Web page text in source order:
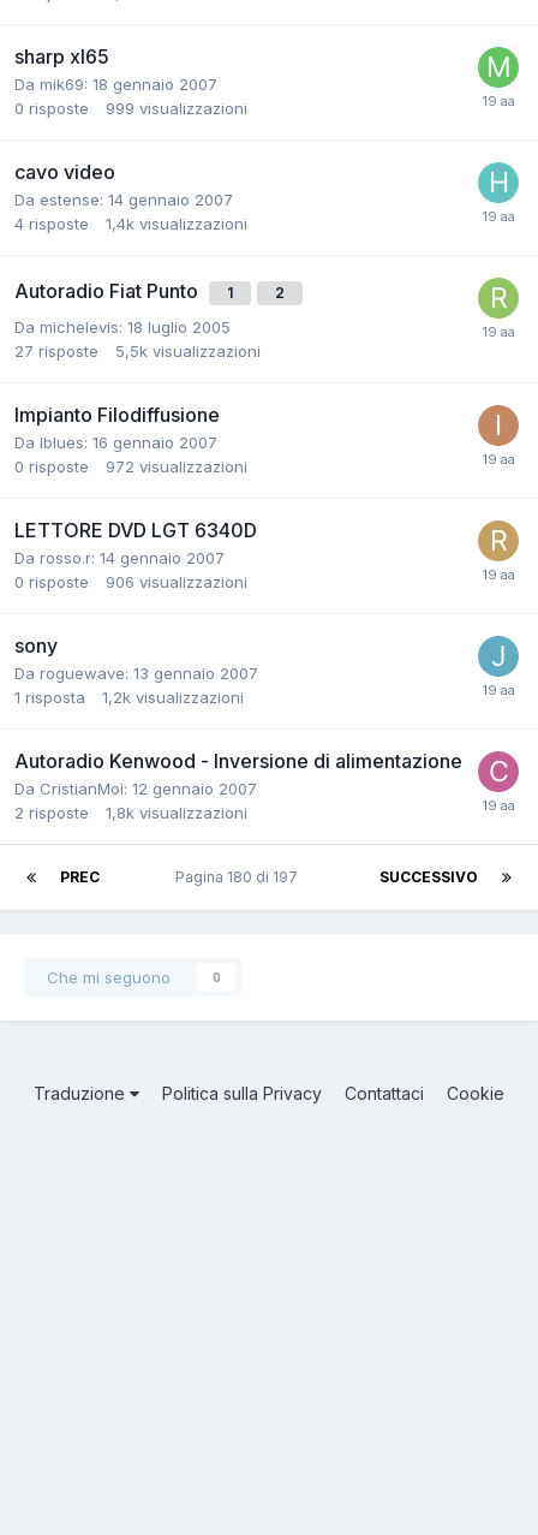
sharp xl65
Da mik69: 18 gennaio 2007
0 risposte 999 visualizzazioni
cavo video
Da estense: 14 gennaio 2007
4 risposte 1,4k visualizzazioni
Autoradio Fiat Punto 1 2
Da michelevis: 18 luglio 2005
27 risposte 5,5k visualizzazioni
Impianto Filodiffusione
Da Iblues: 16 gennaio 2007
0 risposte 972 visualizzazioni
LETTORE DVD LGT 6340D
Da rosso.r: 14 gennaio 2007
0 risposte 906 visualizzazioni
sony
Da roguewave: 13 gennaio 2007
1 risposta 1,2k visualizzazioni
Autoradio Kenwood - Inversione di alimentazione
Da CristianMoi: 12 gennaio 2007
2 risposte 1,8k visualizzazioni
PREC SUCCESSIVO
Pagina 180 di 197
Che mi seguono 0
Traduzione Politica sulla Privacy Contattaci Cookie